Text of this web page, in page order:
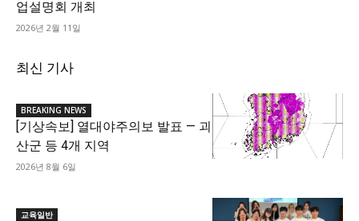
업설명회 개최
2026년 2월 11일
최신 기사
BREAKING NEWS
[기상속보] 열대야주의보 발표 — 괴
산군 등 4개 지역
2026년 8월 6일
교육일반